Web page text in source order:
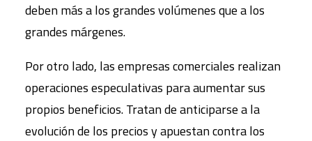
deben más a los grandes volúmenes que a los
grandes márgenes.
Por otro lado, las empresas comerciales realizan
operaciones especulativas para aumentar sus
propios beneficios. Tratan de anticiparse a la
evolución de los precios y apuestan contra los